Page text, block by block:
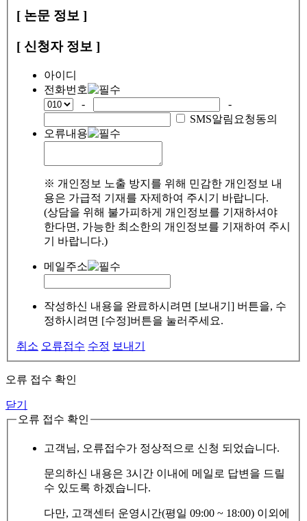
[ 논문 정보 ]
[ 신청자 정보 ]
아이디
전화번호
-
-
SMS알림요청동의
오류내용
※ 개인정보 노출 방지를 위해 민감한 개인정보 내
용은 가급적 기재를 자제하여 주시기 바랍니다.
(상담을 위해 불가피하게 개인정보를 기재하셔야
한다면, 가능한 최소한의 개인정보를 기재하여 주시
기 바랍니다.)
메일주소
작성하신 내용을 완료하시려면 [보내기] 버튼을, 수
정하시려면 [수정]버튼을 눌러주세요.
취소 오류접수 수정 보내기
오류 접수 확인
닫기
오류 접수 확인
고객님, 오류접수가 정상적으로 신청 되었습니다.
문의하신 내용은 3시간 이내에 메일로 답변을 드릴
수 있도록 하겠습니다.
다만, 고객센터 운영시간(평일 09:00 ~ 18:00) 이외에